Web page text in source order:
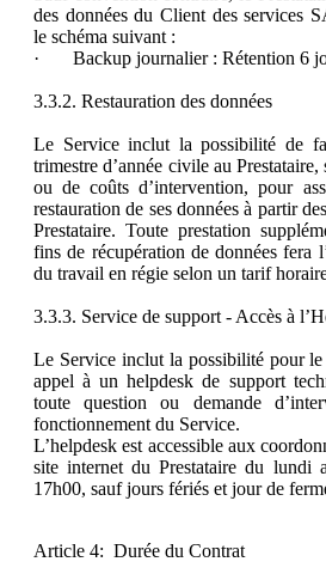
des données du Client des services
le schéma suivant :
· Backup journalier : Rétention 6
3.3.2. Restauration des données
Le Service inclut la possibilité de
trimestre d’année civile au
ou de coûts d’intervention, pour
restauration de ses données à partir
Prestataire. Toute prestation
fins de récupération de données fera
du travail en régie selon un tarif
3.3.3. Service de support - Accès à
Le Service inclut la possibilité pour
appel à un helpdesk de support
toute question ou demande
fonctionnement du Service.
L’helpdesk est accessible aux
site internet du Prestataire du lundi
17h00, sauf jours fériés et jour de
Article 4: Durée du Contrat